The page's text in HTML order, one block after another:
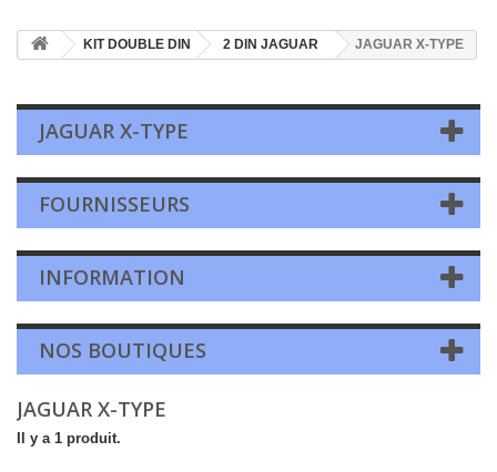
KIT DOUBLE DIN 2 DIN JAGUAR JAGUAR X-TYPE
JAGUAR X-TYPE
FOURNISSEURS
INFORMATION
NOS BOUTIQUES
JAGUAR X-TYPE
Il y a 1 produit.